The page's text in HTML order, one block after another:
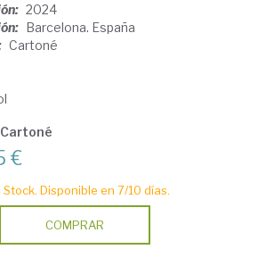
2024
Barcelona. España
Cartoné
€
Stock. Disponible en 7/10 días.
COMPRAR